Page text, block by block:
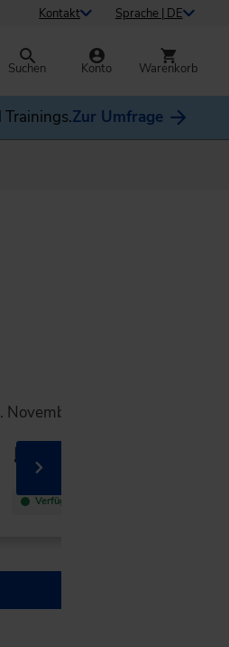
Kontakt Sprache | DE
Suchen Konto Warenkorb
Zur Umfrage
November 2026
Online
Verfügbar